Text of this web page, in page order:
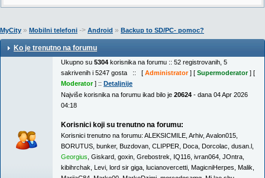
MyCity » Mobilni telefoni -> Android » Backup to SD/PC- pomoc?
Ko je trenutno na forumu
Ukupno su 5304 korisnika na forumu :: 52 registrovanih, 5
sakrivenih i 5247 gosta :: [ Administrator] [ Supermoderator] [
Moderator] :: Detaljnije
Najviše korisnika na forumu ikad bilo je 20624 - dana 04 Apr 2026
04:18
Korisnici koji su trenutno na forumu:
Korisnici trenutno na forumu: ALEKSICMILE Arhiv, Avalon015
BORUTUS bunker, Buzdovan CLIPPER Doca Dorcolac dusan.l
Georgius Giskard goxin Grebostrek IQ116 ivran064 JOntra
kibihrchak Levi lord sir giga lucianovercetti MagicniHerpes Malik